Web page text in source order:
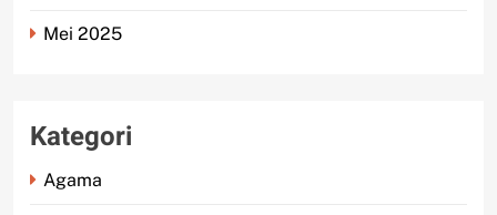
Mei 2025
Kategori
Agama